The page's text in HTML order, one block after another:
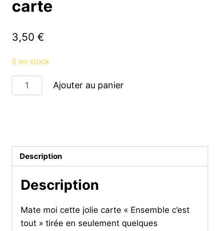
carte
3,50 €
5 en stock
quantité
de
-
carte
Ajouter au panier
Description
Description
Mate moi cette jolie carte « Ensemble c’est
tout » tirée en seulement quelques